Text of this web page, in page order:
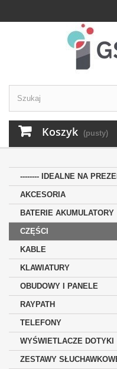
Koszyk (pusty)
-------- IDEALNE NA
AKCESORIA
BATERIE AKUMULATORY
CZĘŚCI
KABLE
KLAWIATURY
OBUDOWY I PANELE
RAYPATH
TELEFONY
WYŚWIETLACZE DOTYKI
ZESTAWY